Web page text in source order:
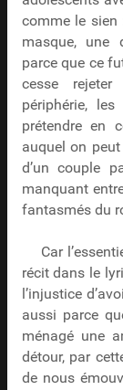
comme le sien
masque, une
parce que ce
cesse
périphérie,
prétendre en
auquel on
d’un couple
manquant
fantasmés du
Car
récit dans le
l’injustice
aussi parce
ménagé une
détour, par
de nous